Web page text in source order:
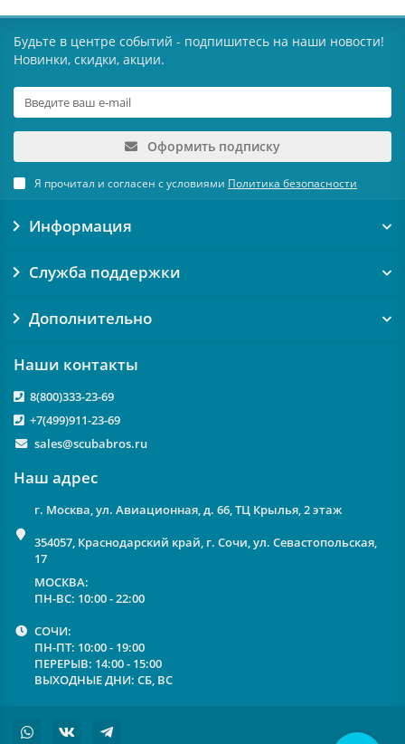
Будьте в центре событий - подпишитесь на наши новости!
Новинки, скидки, акции.
Оформить подписку
Я прочитал и согласен с условиями Политика безопасности
Информация
Служба поддержки
Дополнительно
Наши контакты
8(800)333-23-69
+7(499)911-23-69
sales@scubabros.ru
Наш адрес
г. Москва, ул. Авиационная, д. 66, ТЦ Крылья, 2 этаж
354057, Краснодарский край, г. Сочи, ул. Севастопольская,
17
МОСКВА:
ПН-ВС: 10:00 - 22:00
СОЧИ:
ПН-ПТ: 10:00 - 19:00
ПЕРЕРЫВ: 14:00 - 15:00
ВЫХОДНЫЕ ДНИ: СБ, ВС